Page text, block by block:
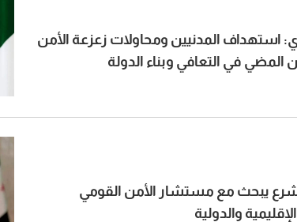
استهداف المدنيين ومحاولات زعزعة الأمن
المضي في التعافي وبناء الدولة
يبحث مع مستشار الأمن القومي
والدولية